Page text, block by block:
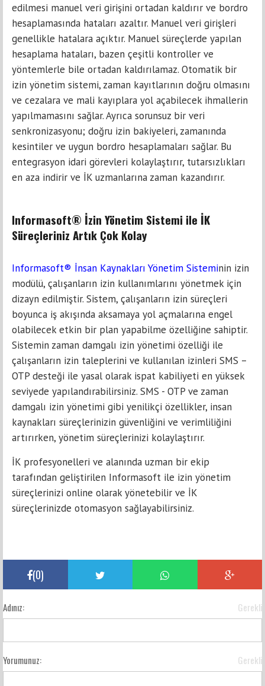
edilmesi manuel veri girişini ortadan kaldırır ve bordro
hesaplamasında hataları azaltır. Manuel veri girişleri
genellikle hatalara açıktır. Manuel süreçlerde yapılan
hesaplama hataları, bazen çeşitli kontroller ve
yöntemlerle bile ortadan kaldırılamaz. Otomatik bir
izin yönetim sistemi, zaman kayıtlarının doğru olmasını
ve cezalara ve mali kayıplara yol açabilecek ihmallerin
yapılmamasını sağlar. Ayrıca sorunsuz bir veri
senkronizasyonu; doğru izin bakiyeleri, zamanında
kesintiler ve uygun bordro hesaplamaları sağlar. Bu
entegrasyon idari görevleri kolaylaştırır, tutarsızlıkları
en aza indirir ve İK uzmanlarına zaman kazandırır.
Informasoft® İzin Yönetim Sistemi ile İK
Süreçleriniz Artık Çok Kolay
Informasoft® İnsan Kaynakları Yönetim Sisteminin izin
modülü, çalışanların izin kullanımlarını yönetmek için
dizayn edilmiştir. Sistem, çalışanların izin süreçleri
boyunca iş akışında aksamaya yol açmalarına engel
olabilecek etkin bir plan yapabilme özelliğine sahiptir.
Sistemin zaman damgalı izin yönetimi özelliği ile
çalışanların izin taleplerini ve kullanılan izinleri SMS –
OTP desteği ile yasal olarak ispat kabiliyeti en yüksek
seviyede yapılandırabilirsiniz. SMS - OTP ve zaman
damgalı izin yönetimi gibi yenilikçi özellikler, insan
kaynakları süreçlerinizin güvenliğini ve verimliliğini
artırırken, yönetim süreçlerinizi kolaylaştırır.
İK profesyonelleri ve alanında uzman bir ekip
tarafından geliştirilen Informasoft ile izin yönetim
süreçlerinizi online olarak yönetebilir ve İK
süreçlerinizde otomasyon sağlayabilirsiniz.
(0)
Adınız: Gerekli
Yorumunuz: Gerekli